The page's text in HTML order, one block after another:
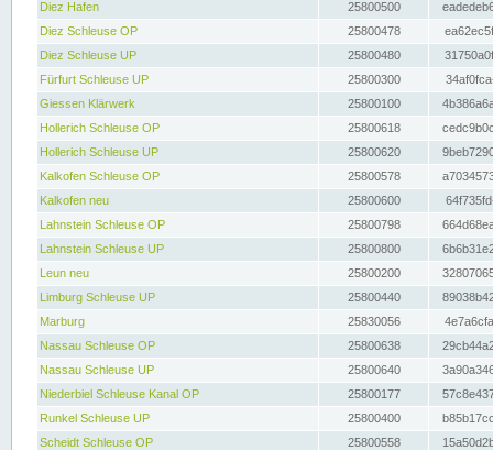
Diez Hafen
25800500
Diez Schleuse OP
25800478
Diez Schleuse UP
25800480
Fürfurt Schleuse UP
25800300
Giessen Klärwerk
25800100
Hollerich Schleuse OP
25800618
Hollerich Schleuse UP
25800620
Kalkofen Schleuse OP
25800578
Kalkofen neu
25800600
Lahnstein Schleuse OP
25800798
Lahnstein Schleuse UP
25800800
Leun neu
25800200
Limburg Schleuse UP
25800440
Marburg
25830056
Nassau Schleuse OP
25800638
Nassau Schleuse UP
25800640
Niederbiel Schleuse Kanal OP
25800177
Runkel Schleuse UP
25800400
Scheidt Schleuse OP
25800558